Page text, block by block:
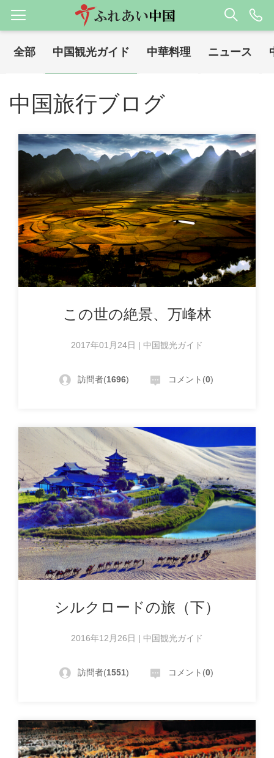
ホーム / 中国旅行ブログ 中国観光ガイド
中国旅行ブログ
全部 中国観光ガイド 中華料理 ニュース
この世の絶景、万峰林
2017年01月24日 | 中国観光ガイド
訪問者(1696) コメント(0)
シルクロードの旅（下）
2016年12月26日 | 中国観光ガイド
訪問者(1551) コメント(0)